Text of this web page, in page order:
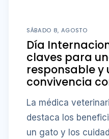
SÁBADO 8, AGOSTO
Día
claves para
responsable y
convivencia
La médica
destaca los
un gato y los